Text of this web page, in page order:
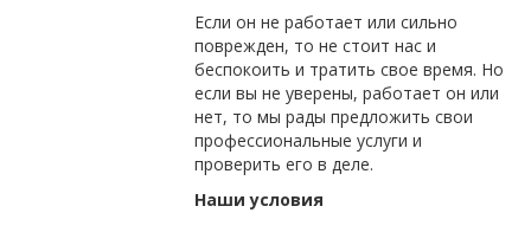
Если он не работает или сильно
поврежден, то не стоит нас и
беспокоить и тратить свое время. Но
если вы не уверены, работает он или
нет, то мы рады предложить свои
профессиональные услуги и
проверить его в деле.
Наши условия